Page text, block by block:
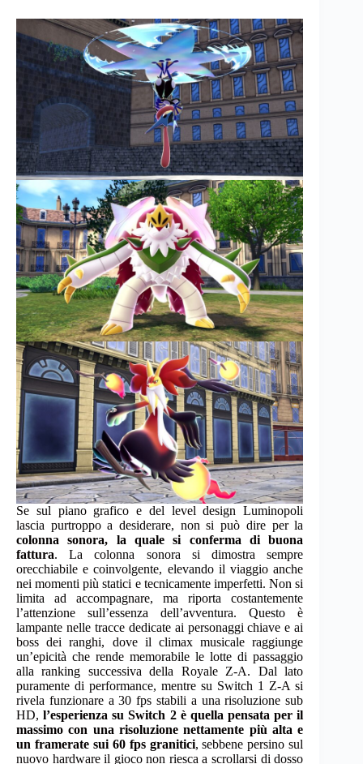
Se sul piano grafico e del level design Luminopoli
lascia purtroppo a desiderare, non si può dire per la
colonna sonora, la quale si conferma di buona
fattura. La colonna sonora si dimostra sempre
orecchiabile e coinvolgente, elevando il viaggio anche
nei momenti più statici e tecnicamente imperfetti. Non si
limita ad accompagnare, ma riporta costantemente
l’attenzione sull’essenza dell’avventura. Questo è
lampante nelle tracce dedicate ai personaggi chiave e ai
boss dei ranghi, dove il climax musicale raggiunge
un’epicità che rende memorabile le lotte di passaggio
alla ranking successiva della Royale Z-A. Dal lato
puramente di performance, mentre su Switch 1 Z-A si
rivela funzionare a 30 fps stabili a una risoluzione sub
HD, l’esperienza su Switch 2 è quella pensata per il
massimo con una risoluzione nettamente più alta e
un framerate sui 60 fps granitici, sebbene persino sul
nuovo hardware il gioco non riesca a scrollarsi di dosso